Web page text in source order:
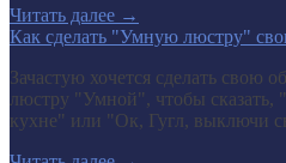
Читать далее →
Как сделать "Умную люстру"
Зачастую хочется сделать
люстру "Умной", чтобы сказать,
кухне" или "Ок, Гугл, выключи